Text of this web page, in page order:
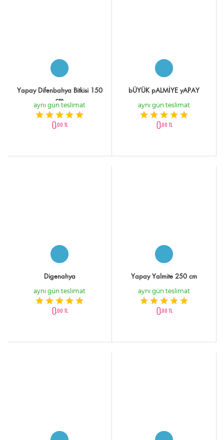
Yapay Difenbahya Bitkisi 150
cm
aynı gün teslimat
0,00 TL
bÜYÜK pALMİYE yAPAY
aynı gün teslimat
0,00 TL
Digenahya
aynı gün teslimat
0,00 TL
Yapay Yalmite 250 cm
aynı gün teslimat
0,00 TL